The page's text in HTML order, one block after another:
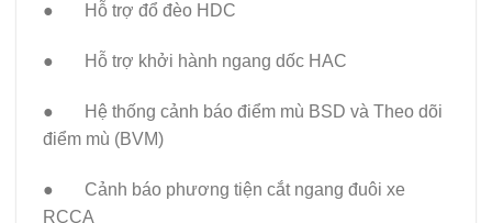
● Hỗ trợ đổ đèo HDC
● Hỗ trợ khởi hành ngang dốc HAC
● Hệ thống cảnh báo điểm mù BSD và Theo dõi
điểm mù (BVM)
● Cảnh báo phương tiện cắt ngang đuôi xe
RCCA